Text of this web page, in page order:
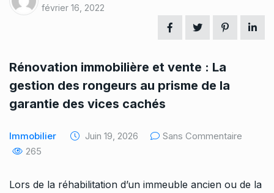
février 16, 2022
Rénovation immobilière et vente : La
gestion des rongeurs au prisme de la
garantie des vices cachés
Immobilier Juin 19, 2026
Sans Commentaire
265
Lors de la réhabilitation d’un immeuble ancien ou de la